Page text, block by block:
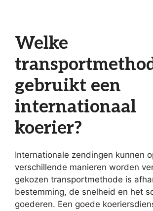
Welke
gebruikt een
internationaal
koerier?
Internationale zendingen kunnen
verschillende manieren worden
gekozen transportmethode is
bestemming, de snelheid en het
goederen. Een goede